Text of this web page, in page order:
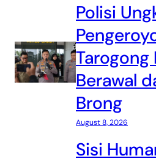
Polisi
Tarogong
Berawal
Brong
August 8, 2026
Sisi